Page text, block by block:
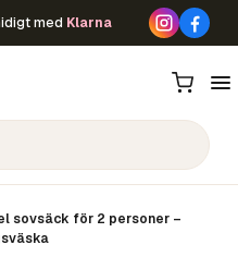
med Klarna
sovsäck för 2 personer –